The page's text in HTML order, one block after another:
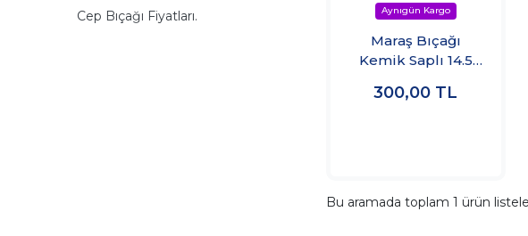
Cep Bıçağı Fiyatları.
Maraş Bıçağı
Kemik Saplı 14.5
300,00 TL
Bu aramada toplam 1 ürün